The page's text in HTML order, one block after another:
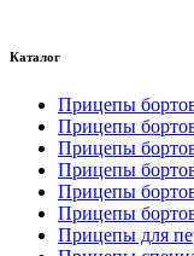
Каталог
Прицепы
Прицепы
Прицепы
Прицепы
Прицепы
Прицепы
Прицепы для